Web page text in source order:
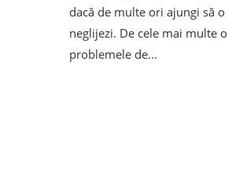
dacă de multe ori ajungi să o
neglijezi. De cele mai multe
problemele de...